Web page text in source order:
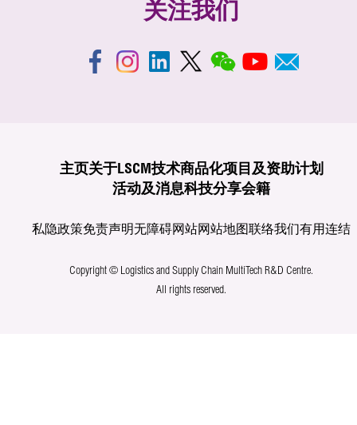
关注我们
主页关于LSCM技术商品化项目及资助计划
活动及消息科技分享会籍
私隐政策免责声明无障碍网站网站地图联络我们有用连结
Copyright © Logistics and Supply Chain MultiTech R&D Centre.
All rights reserved.